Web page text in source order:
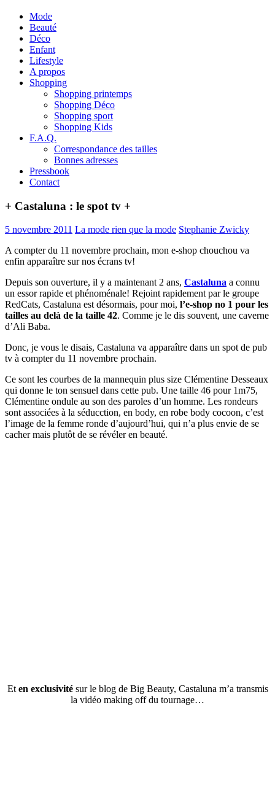
Mode
Beauté
Déco
Enfant
Lifestyle
A propos
Shopping
Shopping printemps
Shopping Déco
Shopping sport
Shopping Kids
F.A.Q.
Correspondance des tailles
Bonnes adresses
Pressbook
Contact
+ Castaluna : le spot tv +
5 novembre 2011 La mode rien que la mode Stephanie Zwicky
A compter du 11 novembre prochain, mon e-shop chouchou va
enfin apparaître sur nos écrans tv!
Depuis son ouverture, il y a maintenant 2 ans, Castaluna a connu
un essor rapide et phénoménale! Rejoint rapidement par le groupe
RedCats, Castaluna est désormais, pour moi, l’e-shop no 1 pour les
tailles au delà de la taille 42. Comme je le dis souvent, une caverne
d’Ali Baba.
Donc, je vous le disais, Castaluna va apparaître dans un spot de pub
tv à compter du 11 novembre prochain.
Ce sont les courbes de la mannequin plus size Clémentine Desseaux
qui donne le ton sensuel dans cette pub. Une taille 46 pour 1m75,
Clémentine ondule au son des paroles d’un homme. Les rondeurs
sont associées à la séducction, en body, en robe body cocoon, c’est
l’image de la femme ronde d’aujourd’hui, qui n’a plus envie de se
cacher mais plutôt de se révéler en beauté.
Et en exclusivité sur le blog de Big Beauty, Castaluna m’a transmis
la vidéo making off du tournage…